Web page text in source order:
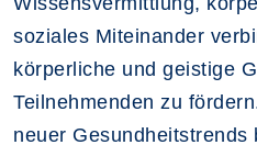
soziales Miteinander
körperliche und geistige
Teilnehmenden zu
neuer Gesundheitstrends